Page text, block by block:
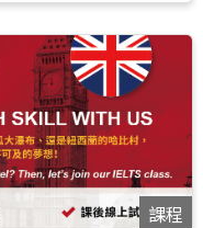
課程